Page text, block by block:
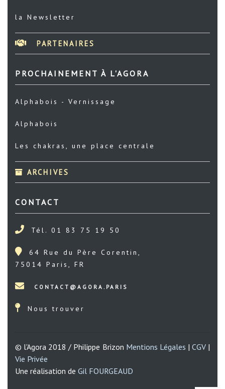
la Newsletter
PARTENAIRES
PROCHAINEMENT À L'AGORA
Alphabois - Vernissage
Alphabois
Les chakras, une place centrale
ARCHIVES
CONTACT
Tél. 01 83 75 19 50
64 Rue du Père Corentin,
75014 Paris, FR
Nous trouver
© l'Agora 2018 / Philippe Brizon Mentions Légales | CGV|
Vie Privée
Une réalisation de Gil FOURGEAUD